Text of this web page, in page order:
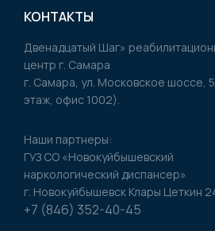
КОНТАКТЫ
Двенадцатый Шаг»
центр г. Самара
г. Самара, ул. Московское шоссе,
этаж, офис 1002).
Наши партнеры:
ГУЗ CO «Новокуйбышевский
наркологический диспансер»
г. Новокуйбышевск Клары Цеткин
+7 (846) 352-40-45